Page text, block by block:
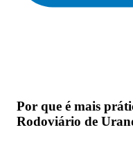
Por que é mais
Rodoviário de